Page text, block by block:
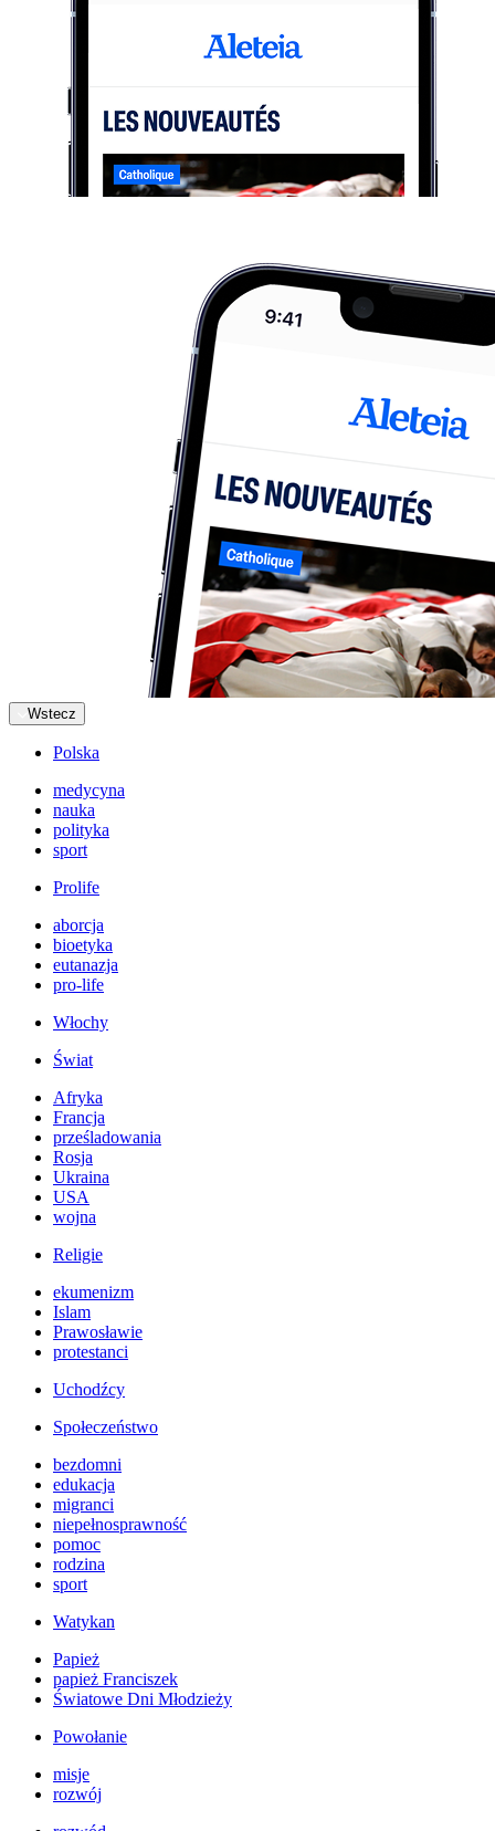
Wstecz
Polska
medycyna
nauka
polityka
sport
Prolife
aborcja
bioetyka
eutanazja
pro-life
Włochy
Świat
Afryka
Francja
prześladowania
Rosja
Ukraina
USA
wojna
Religie
ekumenizm
Islam
Prawosławie
protestanci
Uchodźcy
Społeczeństwo
bezdomni
edukacja
migranci
niepełnosprawność
pomoc
rodzina
sport
Watykan
Papież
papież Franciszek
Światowe Dni Młodzieży
Powołanie
misje
rozwój